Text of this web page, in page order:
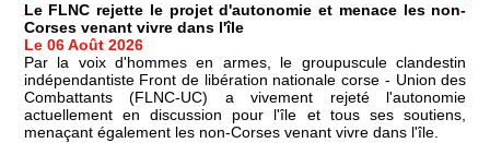
Le FLNC rejette le projet d'autonomie et menace les non-
Corses venant vivre dans l'île
Le 06 Août 2026
Par la voix d'hommes en armes, le groupuscule clandestin
indépendantiste Front de libération nationale corse - Union des
Combattants (FLNC-UC) a vivement rejeté l'autonomie
actuellement en discussion pour l'île et tous ses soutiens,
menaçant également les non-Corses venant vivre dans l'île.